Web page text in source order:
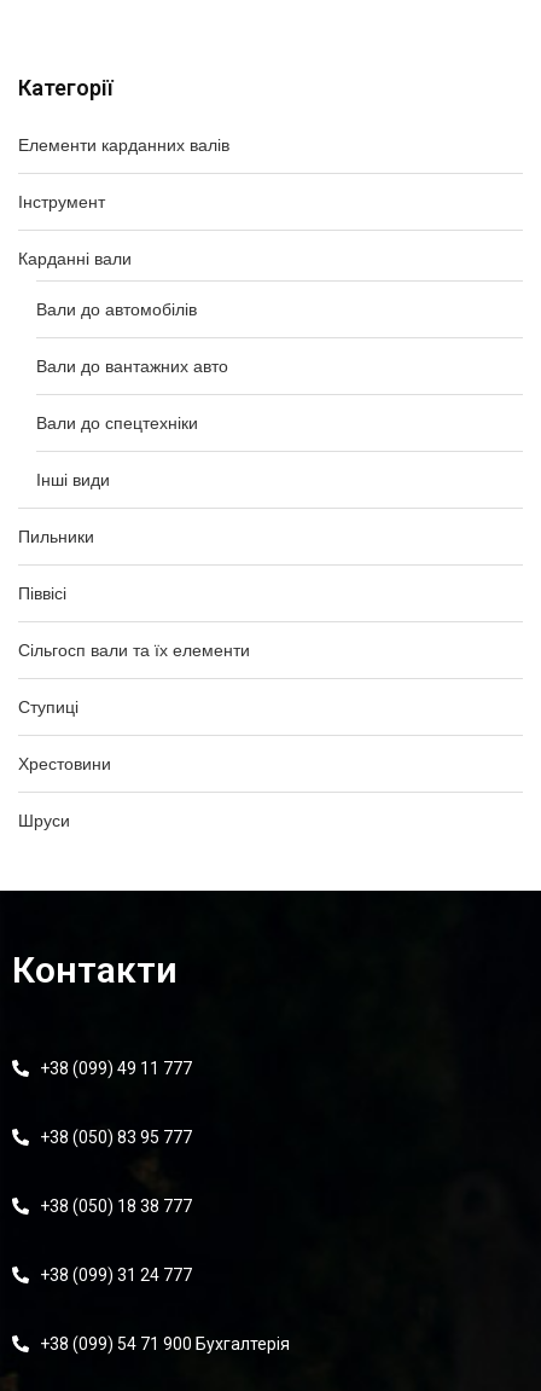
Категорії
Елементи карданних валів
Інструмент
Карданні вали
Вали до автомобілів
Вали до вантажних авто
Вали до спецтехніки
Інші види
Пильники
Піввісі
Сільгосп вали та їх елементи
Ступиці
Хрестовини
Шруси
Контакти
+38 (099) 49 11 777
+38 (050) 83 95 777
+38 (050) 18 38 777
+38 (099) 31 24 777
+38 (099) 54 71 900 Бухгалтерія